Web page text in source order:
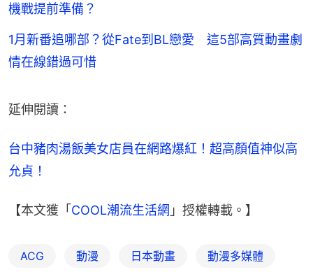
機戰提前準備？
1月新番追哪部？從Fate到BL戀愛 這5部高質動畫劇
情在線錯過可惜
延伸閱讀：
台中豬肉湯飯美女店員在網路爆紅！超高顏值神似高
允貞！
【本文獲「COOL潮流生活網 」授權轉載。】
ACG 動漫 日本動畫 動漫多媒體